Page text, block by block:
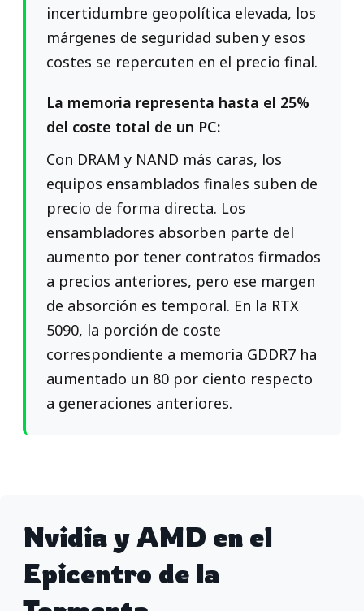
incertidumbre geopolítica elevada, los
márgenes de seguridad suben y esos
costes se repercuten en el precio final.
La memoria representa hasta el 25%
del coste total de un PC:
Con DRAM y NAND más caras, los
equipos ensamblados finales suben de
precio de forma directa. Los
ensambladores absorben parte del
aumento por tener contratos firmados
a precios anteriores, pero ese margen
de absorción es temporal. En la RTX
5090, la porción de coste
correspondiente a memoria GDDR7 ha
aumentado un 80 por ciento respecto
a generaciones anteriores.
Nvidia y AMD en el
Epicentro de la